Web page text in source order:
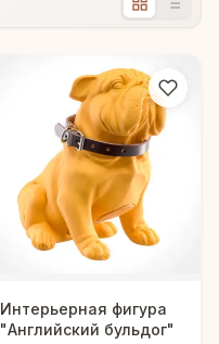
Интерьерная фигура
"Английский бульдог"